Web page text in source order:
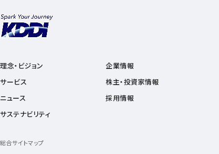
理念・ビジョン
サービス
ニュース
サステナビリティ
企業情報
株主・投資家情報
採用情報
総合サイトマップ